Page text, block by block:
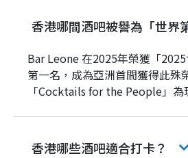
香港哪間酒吧被譽為「世界
Bar Leone 在2025年榮獲「2025
第一名，成為亞洲首間獲得此殊
「Cocktails for the People」為
香港哪些酒吧適合打卡？